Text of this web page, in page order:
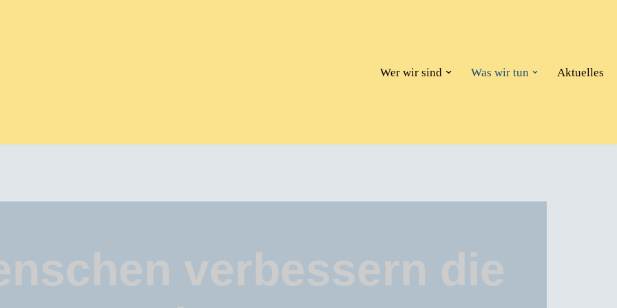
Wer wir sind Was wir tun Aktuelles
verbessern die